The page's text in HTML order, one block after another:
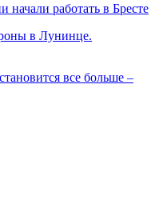
работать в Бресте
в Лунинце.
все больше –